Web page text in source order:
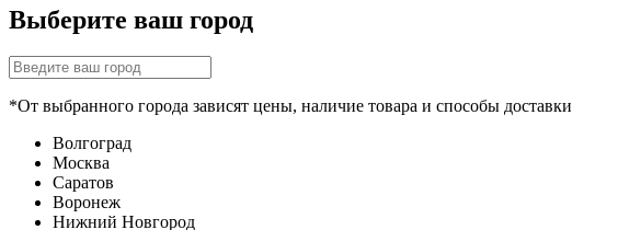
Выберите ваш город
*От выбранного города зависят цены, наличие товара и способы доставки
Волгоград
Москва
Саратов
Воронеж
Нижний Новгород